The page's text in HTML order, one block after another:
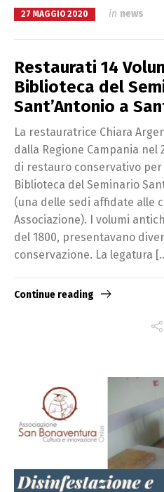
27 MAGGIO 2020 in news
Restaurati 14
Biblioteca del
Sant’Antonio a
La restauratrice Chiara
dalla Regione Campania nel
di restauro conservativo
Biblioteca del Seminario
(una delle sedi affidate alle
Associazione). I volumi
del 1800, presentavano
conservazione. La legatura
Continue reading